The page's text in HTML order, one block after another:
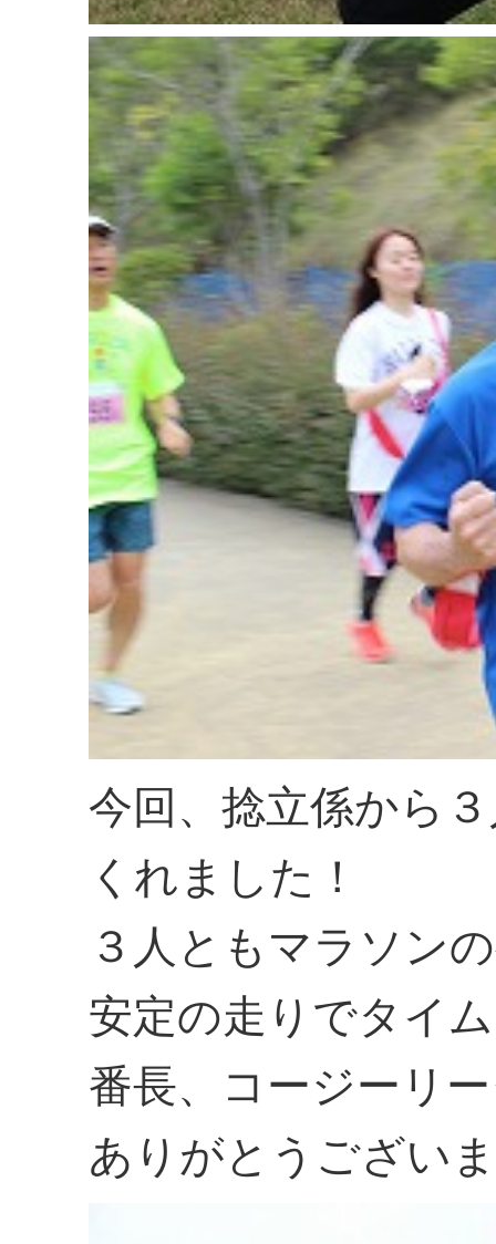
今回、捻立係から
くれました！
３人ともマラソン
安定の走りでタイ
番長、コージーリ
ありがとうござい